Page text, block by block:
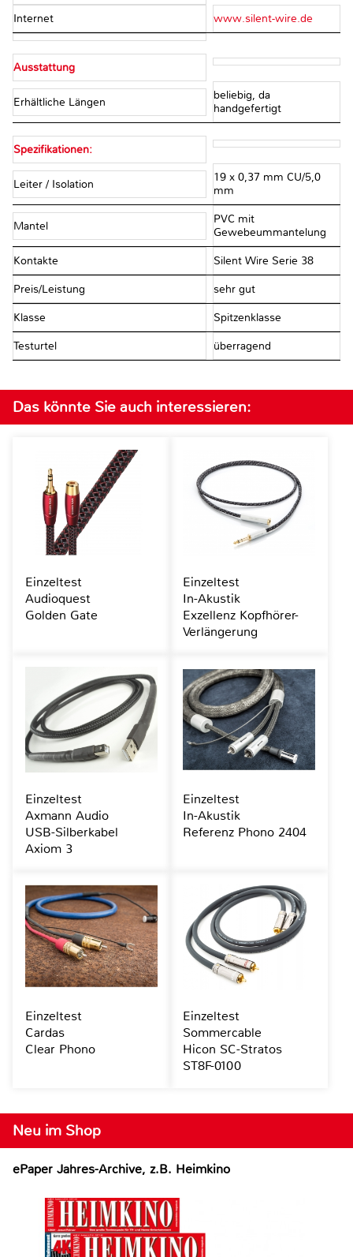
Internet www.silent-wire.de
Ausstattung
Erhältliche Längen
beliebig, da
handgefertigt
Spezifikationen:
Leiter / Isolation
19 x 0,37 mm CU/5,0
mm
Mantel
PVC mit
Gewebeummantelung
Kontakte Silent Wire Serie 38
Preis/Leistung sehr gut
Klasse Spitzenklasse
Testurtel überragend
Neu im Shop
ePaper Jahres-Archive, z.B. Heimkino
Das könnte Sie auch interessieren:
Einzeltest
Audioquest
Golden Gate
Einzeltest
In-Akustik
Exzellenz Kopfhörer-
Verlängerung
Einzeltest
Axmann Audio
USB-Silberkabel
Axiom 3
Einzeltest
In-Akustik
Referenz Phono 2404
Einzeltest
Cardas
Clear Phono
Einzeltest
Sommercable
Hicon SC-Stratos
ST8F-0100